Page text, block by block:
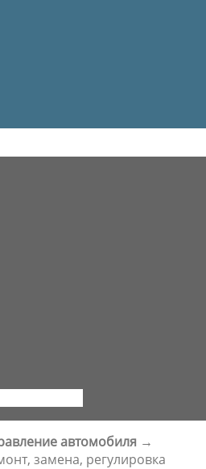
автомобиля →
замена, регулировка